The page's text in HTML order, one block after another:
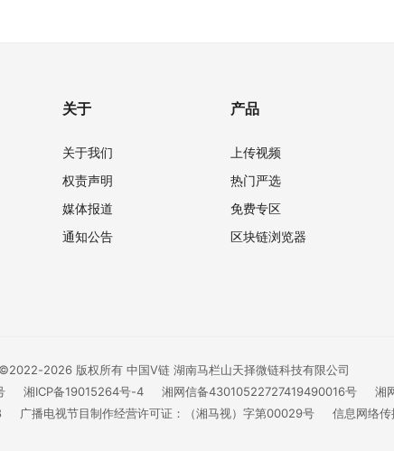
关于
关于我们
权责声明
媒体报道
通知公告
产品
上传视频
热门严选
免费专区
区块链浏览器
©2022-2026 版权所有 中国V链 湖南马栏山天择微链科技有限公司
湘ICP备19015264号-4 湘网信备43010522727419490016号
湘
广播电视节目制作经营许可证：（湘马视）字第00029号 信息网络